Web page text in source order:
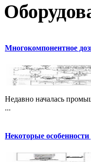
Многокомпонентное
Недавно началась
...
Некоторые особенности